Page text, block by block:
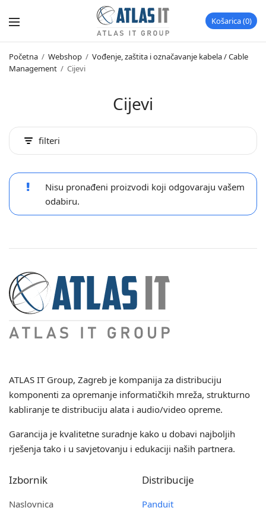
Košarica 0
Početna / Webshop / Vođenje, zaštita i označavanje kabela / Cable
Management / Cijevi
Cijevi
filteri
Nisu pronađeni proizvodi koji odgovaraju vašem
odabiru.
ATLAS IT Group, Zagreb je kompanija za distribuciju
komponenti za opremanje informatičkih mreža, strukturno
kabliranje te distribuciju alata i audio/video opreme.
Garancija je kvalitetne suradnje kako u dobavi najboljih
rješenja tako i u savjetovanju i edukaciji naših partnera.
Izbornik
Naslovnica
Distribucije
Panduit